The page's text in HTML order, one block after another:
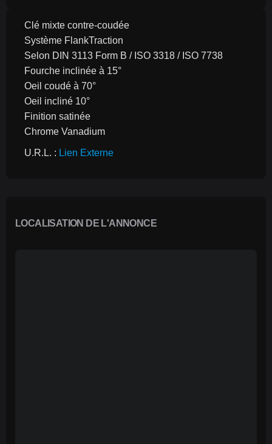
Clé mixte contre-coudée
Système FlankTraction
Selon DIN 3113 Form B / ISO 3318 / ISO 7738
Fourche inclinée à 15°
Oeil coudé à 70°
Oeil incliné 10°
Finition satinée
Chrome Vanadium
U.R.L. : Lien Externe
LOCALISATION DE L'ANNONCE